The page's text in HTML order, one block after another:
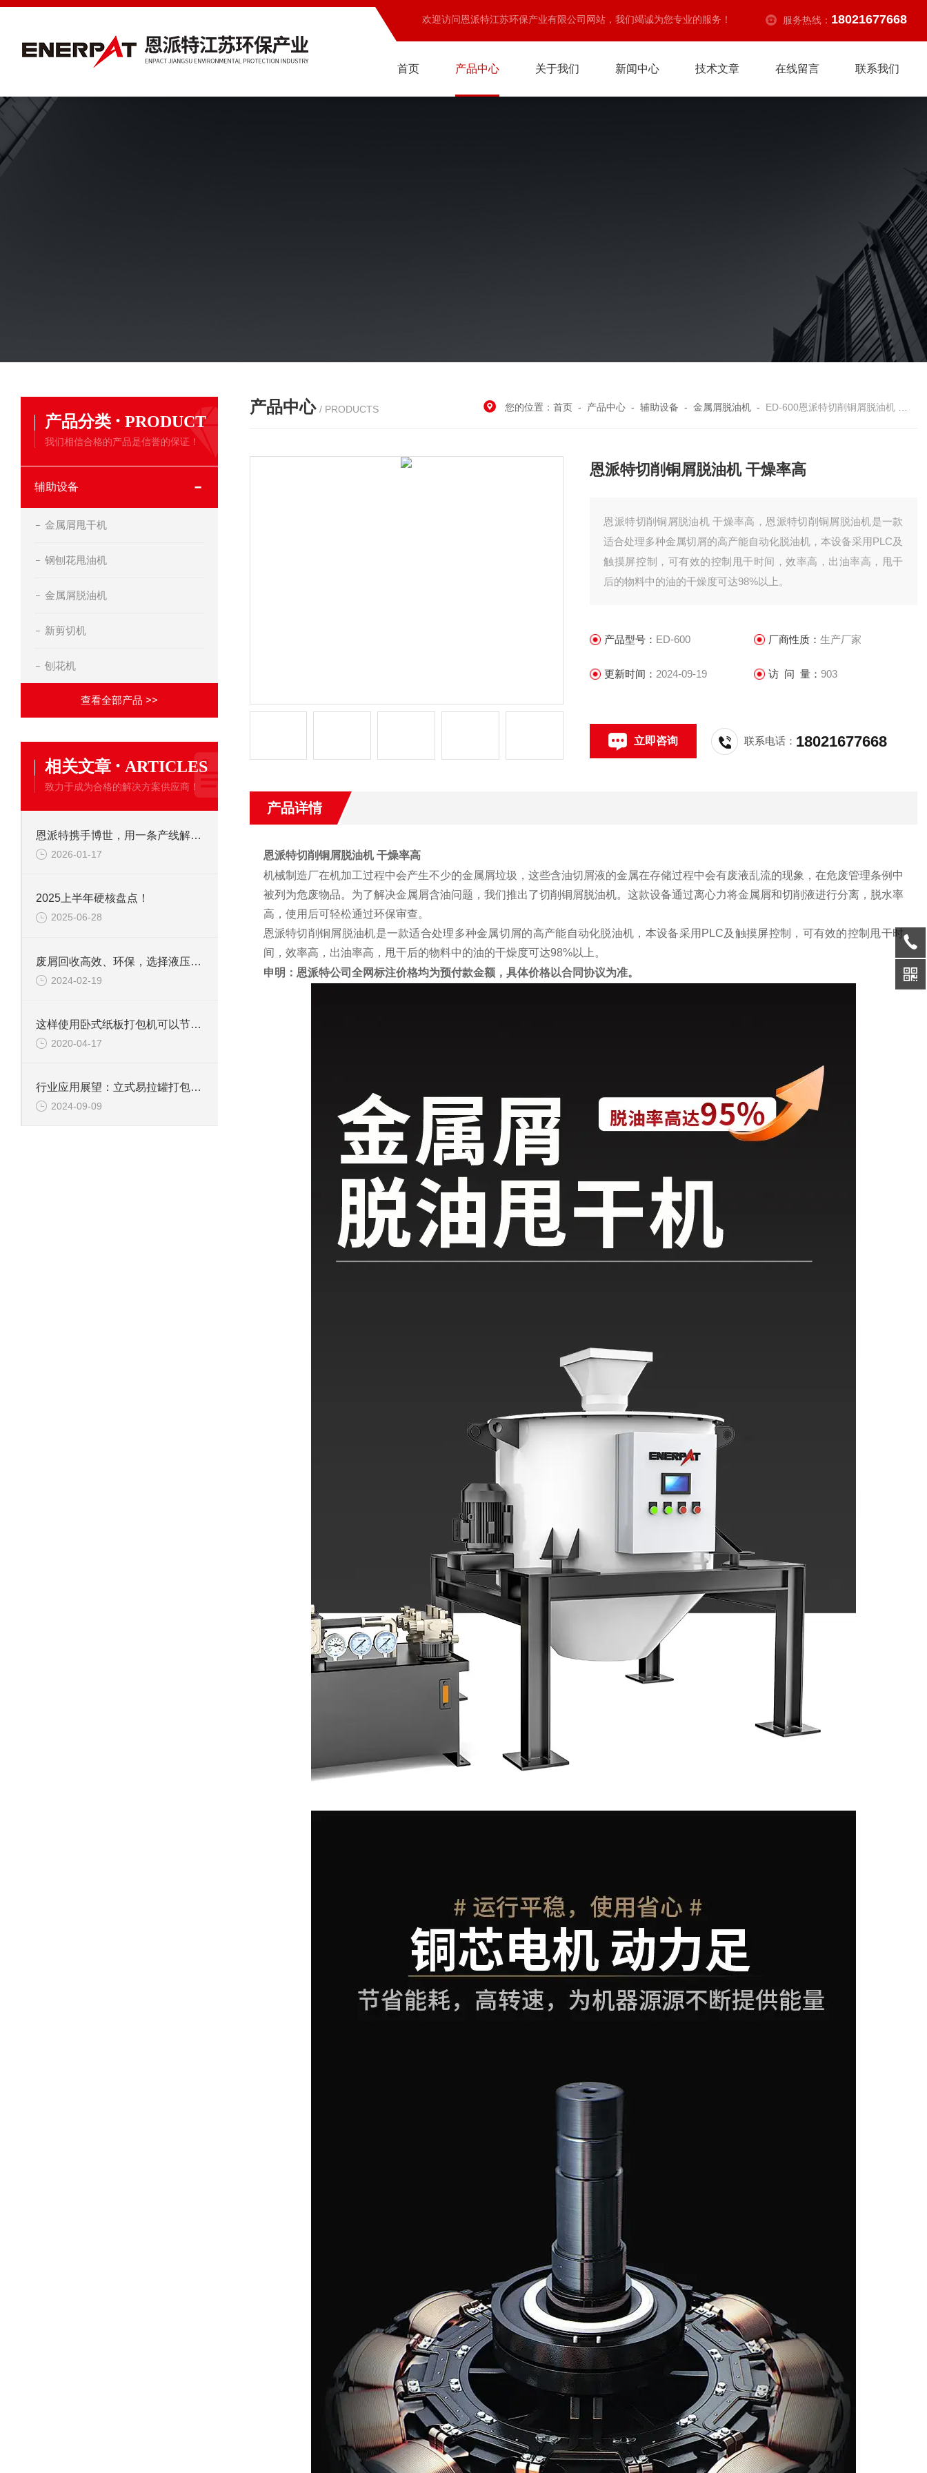
欢迎访问恩派特江苏环保产业有限公司网站，我们竭诚为您专业的服务！ 服务热线： 18021677668
首页 产品中心 关于我们 新闻中心 技术文章 在线留言 联系我们
产品分类 · PRODUCT
我们相信合格的产品是信誉的保证！
辅助设备
金属屑甩干机
钢刨花甩油机
金属屑脱油机
新剪切机
刨花机
查看全部产品 >>
相关文章 · ARTICLES
致力于成为合格的解决方案供应商！
恩派特携手博世，用一条产线解决环保+成本两大难题！
2026-01-17
2025上半年硬核盘点！
2025-06-28
废屑回收高效、环保，选择液压铝屑压饼机
2024-02-19
这样使用卧式纸板打包机可以节省人工成本
2020-04-17
行业应用展望：立式易拉罐打包机在废物处理行业的重要性
2024-09-09
产品中心 / PRODUCTS 您的位置：首页 - 产品中心 -辅助设备 -金属屑脱油机 - ED-600恩派特切削铜屑脱油机 干燥率高
恩派特切削铜屑脱油机 干燥率高
恩派特切削铜屑脱油机 干燥率高，恩派特切削铜屑脱油机是一款
适合处理多种金属切屑的高产能自动化脱油机，本设备采用PLC及
触摸屏控制，可有效的控制甩干时间，效率高，出油率高，甩干
后的物料中的油的干燥度可达98%以上。
产品型号： ED-600 厂商性质： 生产厂家
更新时间： 2024-09-19 访 问 量： 903
立即咨询 联系电话： 18021677668
产品详情
恩派特切削铜屑脱油机 干燥率高
机械制造厂在机加工过程中会产生不少的金属屑垃圾，这些含油切屑液的金属在存储过程中会有废液乱流的现象，在危废管理条例中
被列为危废物品。为了解决金属屑含油问题，我们推出了切削铜屑脱油机。这款设备通过离心力将金属屑和切削液进行分离，脱水率
高，使用后可轻松通过环保审查。
恩派特切削铜屑脱油机是一款适合处理多种金属切屑的高产能自动化脱油机，本设备采用PLC及触摸屏控制，可有效的控制甩干时
间，效率高，出油率高，甩干后的物料中的油的干燥度可达98%以上。
申明：恩派特公司全网标注价格均为预付款金额，具体价格以合同协议为准。